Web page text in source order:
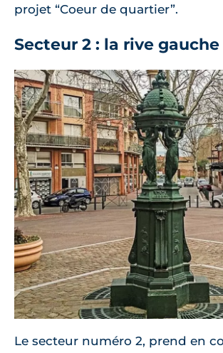
projet “Coeur de quartier”.
Secteur 2 : la rive gauche
Le secteur numéro 2, prend en